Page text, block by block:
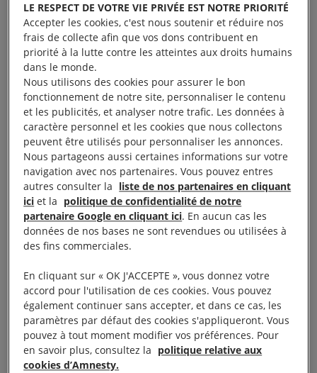
Le mouvement « Femme,
Vie, Liberté » est né il y a
trois ans maintenant.
Quelle lecture faites-vous
de cette mobilisation et de
ses revendications ?
Le mouvement « Femme, Vie, Liberté » est né d’un
jeune Kurde iranienne a été tuée par la police des
mœurs, non pas pour avoir mal porté un voile, mais
pour avoir refusé de se soumettre à une loi de l’État,
qui institue depuis les années 80 le port du voile
obligatoire pour toutes les femmes du pays.
LE RESPECT DE VOTRE VIE PRIVÉE EST NOTRE PRIORITÉ
Accepter les cookies, c'est nous soutenir et réduire nos
frais de collecte afin que vos dons contribuent en
priorité à la lutte contre les atteintes aux droits humains
dans le monde.
Nous utilisons des cookies pour assurer le bon
fonctionnement de notre site, personnaliser le contenu
et les publicités, et analyser notre trafic. Les données à
caractère personnel et les cookies que nous collectons
peuvent être utilisés pour personnaliser les annonces.
Nous partageons aussi certaines informations sur votre
navigation avec nos partenaires. Vous pouvez entres
autres consulter la liste de nos partenaires en cliquant
ici et la politique de confidentialité de notre
partenaire Google en cliquant ici. En aucun cas les
données de nos bases ne sont revendues ou utilisées à
des fins commerciales.
En cliquant sur « OK J'ACCEPTE », vous donnez votre
accord pour l'utilisation de ces cookies. Vous pouvez
également continuer sans accepter, et dans ce cas, les
paramètres par défaut des cookies s'appliqueront. Vous
pouvez à tout moment modifier vos préférences. Pour
en savoir plus, consultez la politique relative aux
cookies d’Amnesty.